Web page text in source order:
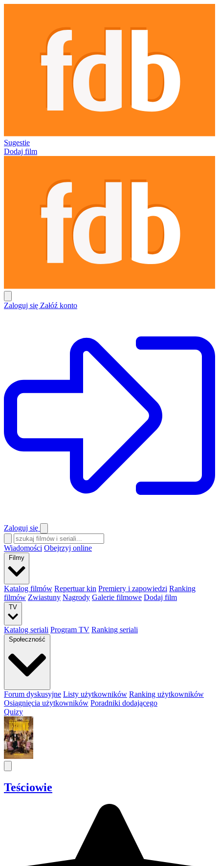
Sugestie
Dodaj film
Zaloguj się Załóź konto
Zaloguj się
Wiadomości Obejrzyj online
Filmy
Katalog filmów Repertuar kin Premiery i zapowiedzi Ranking
filmów Zwiastuny Nagrody Galerie filmowe Dodaj film
TV
Katalog seriali Program TV Ranking seriali
Społeczność
Forum dyskusyjne Listy użytkowników Ranking użytkowników
Osiągnięcia użytkowników Poradniki dodającego
Quizy
Teściowie